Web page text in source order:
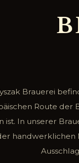
B
Brauerei
Route der
ist. In unserer
handwerklichen